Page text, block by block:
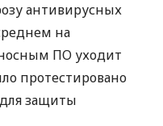
антивирусных
на
ПО уходит
протестировано
защиты